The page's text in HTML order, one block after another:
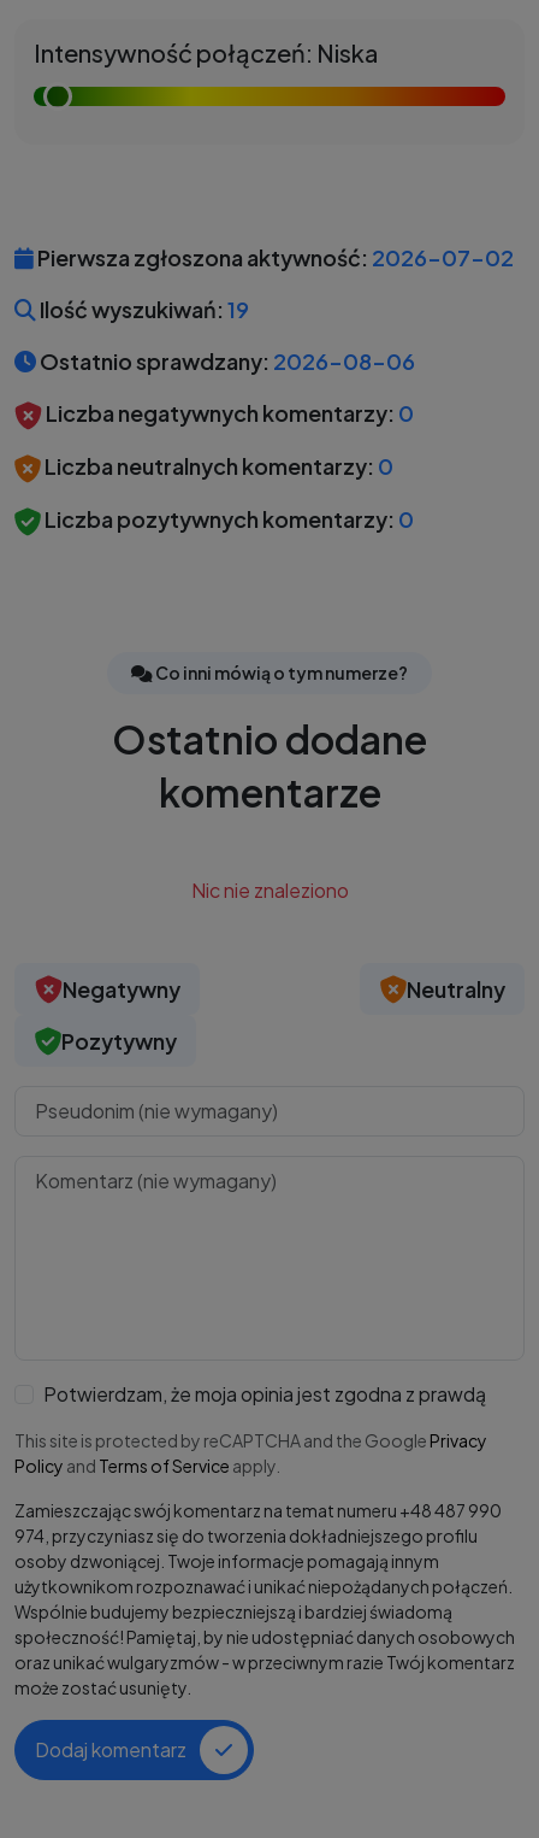
Intensywność połączeń: Niska
Pierwsza zgłoszona aktywność: 2026-07-02
Ilość wyszukiwań: 19
Ostatnio sprawdzany: 2026-08-06
Liczba negatywnych komentarzy: 0
Liczba neutralnych komentarzy: 0
Liczba pozytywnych komentarzy: 0
Co inni mówią o tym numerze?
Ostatnio dodane
komentarze
Nic nie znaleziono
Negatywny
Neutralny
Pozytywny
Potwierdzam, że moja opinia jest zgodna z prawdą
This site is protected by reCAPTCHA and the Google Privacy
Policy and Terms of Service apply.
Zamieszczając swój komentarz na temat numeru +48 487 990
974, przyczyniasz się do tworzenia dokładniejszego profilu
osoby dzwoniącej. Twoje informacje pomagają innym
użytkownikom rozpoznawać i unikać niepożądanych połączeń.
Wspólnie budujemy bezpieczniejszą i bardziej świadomą
społeczność! Pamiętaj, by nie udostępniać danych osobowych
oraz unikać wulgaryzmów - w przeciwnym razie Twój komentarz
może zostać usunięty.
Dodaj komentarz